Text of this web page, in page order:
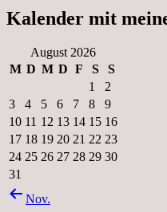
Kalender mit
August 2026
M D M D F S
S
1
2
3
4 5 6 7 8
9
10 11 12 13 14 15 16
17 18 19 20 21 22 23
24 25 26 27 28 29 30
31
Nov.